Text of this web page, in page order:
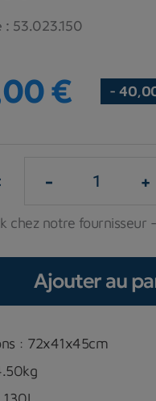
: 53.023.150
€ -
- +
chez notre fournisseur
Ajouter au
: 72x41x45cm